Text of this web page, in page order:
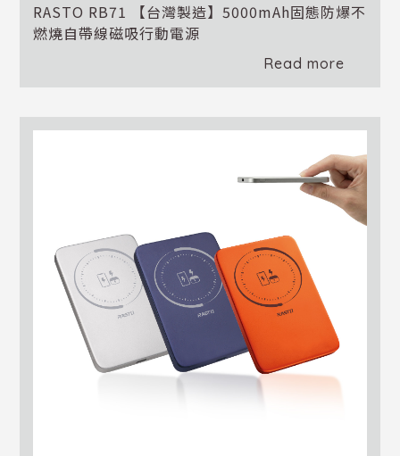
RASTO RB71 【台灣製造】5000mAh固態防爆不
燃燒自帶線磁吸行動電源
Read more